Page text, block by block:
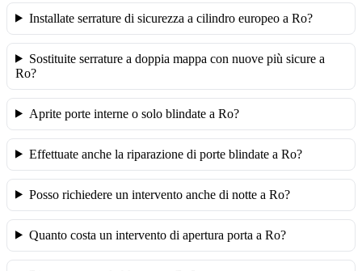
Installate serrature di sicurezza a cilindro europeo a Ro?
Sostituite serrature a doppia mappa con nuove più sicure a
Ro?
Aprite porte interne o solo blindate a Ro?
Effettuate anche la riparazione di porte blindate a Ro?
Posso richiedere un intervento anche di notte a Ro?
Quanto costa un intervento di apertura porta a Ro?